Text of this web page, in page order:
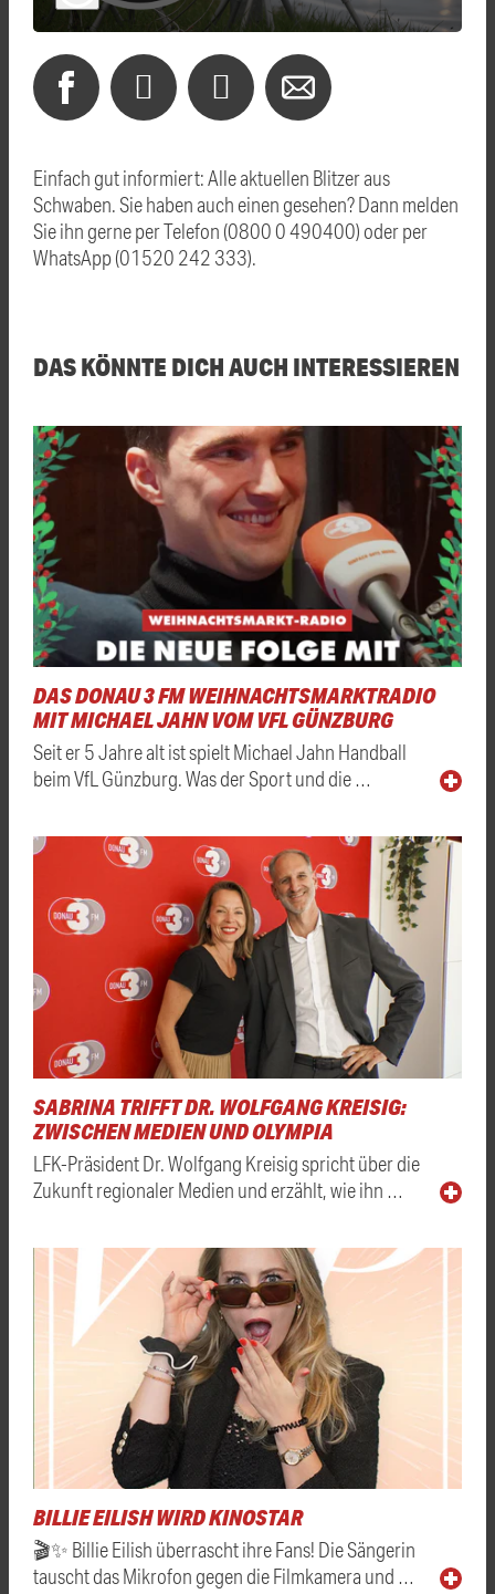
Einfach gut informiert: Alle aktuellen Blitzer aus
Schwaben. Sie haben auch einen gesehen? Dann melden
Sie ihn gerne per Telefon (0800 0 490400) oder per
WhatsApp (01520 242 333).
DAS KÖNNTE DICH AUCH INTERESSIEREN
DAS DONAU 3 FM WEIHNACHTSMARKTRADIO
MIT MICHAEL JAHN VOM VFL GÜNZBURG
Seit er 5 Jahre alt ist spielt Michael Jahn Handball
beim VfL Günzburg. Was der Sport und die …
SABRINA TRIFFT DR. WOLFGANG KREISIG:
ZWISCHEN MEDIEN UND OLYMPIA
LFK-Präsident Dr. Wolfgang Kreisig spricht über die
Zukunft regionaler Medien und erzählt, wie ihn …
BILLIE EILISH WIRD KINOSTAR
🎬✨ Billie Eilish überrascht ihre Fans! Die Sängerin
tauscht das Mikrofon gegen die Filmkamera und …